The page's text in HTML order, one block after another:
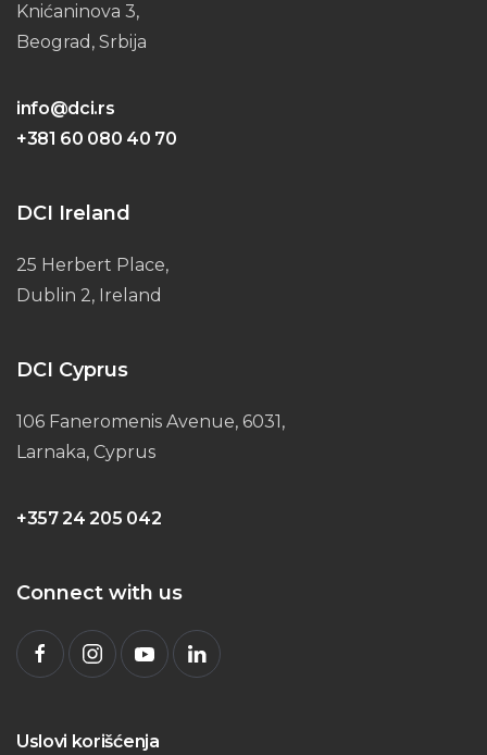
Knićaninova 3,
Beograd, Srbija
info@dci.rs
+381 60 080 40 70
DCI Ireland
25 Herbert Place,
Dublin 2, Ireland
DCI Cyprus
106 Faneromenis Avenue, 6031,
Larnaka, Cyprus
+357 24 205 042
Connect with us
Uslovi korišćenja